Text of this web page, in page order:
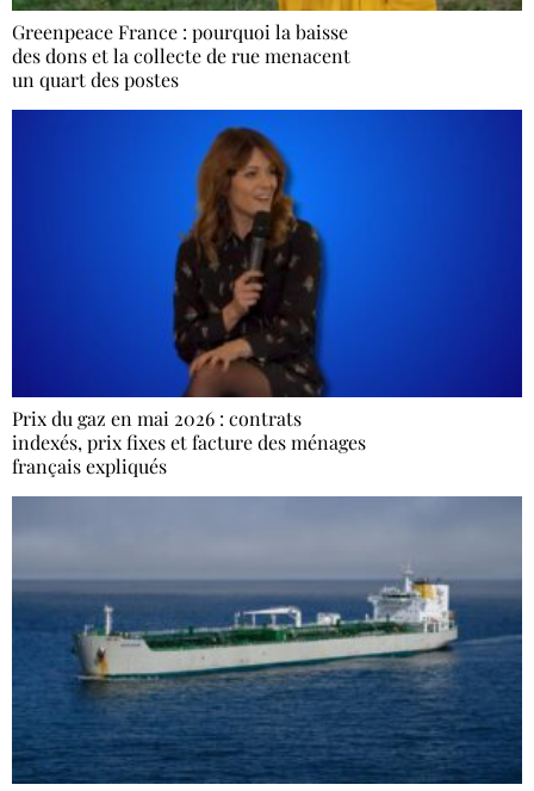
Greenpeace France : pourquoi la baisse
des dons et la collecte de rue menacent
un quart des postes
Prix du gaz en mai 2026 : contrats
indexés, prix fixes et facture des ménages
français expliqués